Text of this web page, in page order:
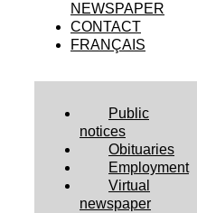
NEWSPAPER
CONTACT
FRANÇAIS
Public
notices
Obituaries
Employment
Virtual
newspaper